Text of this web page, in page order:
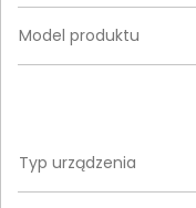
Model produktu
Typ urządzenia